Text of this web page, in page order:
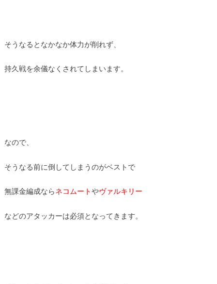
そうなるとなかなか体力が削れず、
持久戦を余儀なくされてしまいます。
なので、
そうなる前に倒してしまうのがベストで
無課金編成ならネコムートやヴァルキリー
などのアタッカーは必須となってきます。